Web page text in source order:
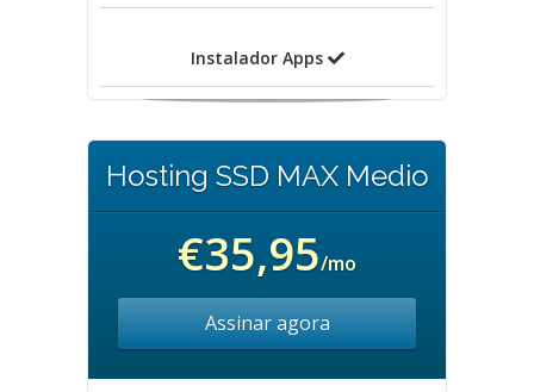
Instalador Apps
Hosting SSD MAX Medio
€35,95/mo
Assinar agora